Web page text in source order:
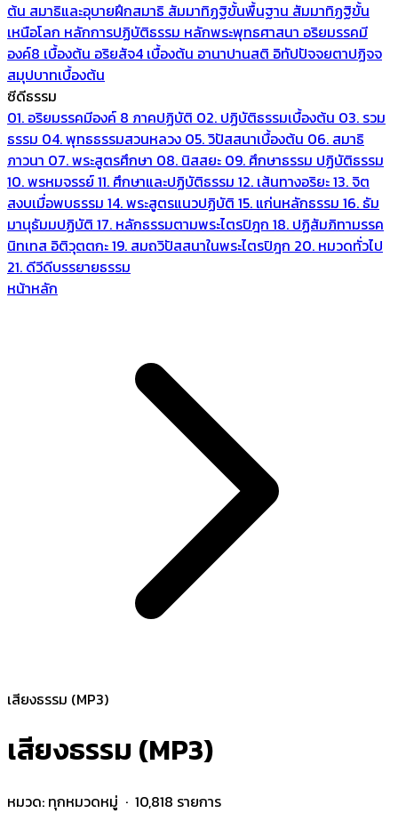
ต้น สมาธิและอุบายฝึกสมาธิ สัมมาทิฏฐิขั้นพื้นฐาน สัมมาทิฏฐิขั้น
เหนือโลก หลักการปฏิบัติธรรม หลักพระพุทธศาสนา อริยมรรคมี
องค์8 เบื้องต้น อริยสัจ4 เบื้องต้น อานาปานสติ อิทัปปัจจยตาปฏิจจ
สมุปบาทเบื้องต้น
ซีดีธรรม
01. อริยมรรคมีองค์ 8 ภาคปฏิบัติ 02. ปฏิบัติธรรมเบื้องต้น 03. รวม
ธรรม 04. พุทธธรรมสวนหลวง 05. วิปัสสนาเบื้องต้น 06. สมาธิ
ภาวนา 07. พระสูตรศึกษา 08. นิสสยะ 09. ศึกษาธรรม ปฏิบัติธรรม
10. พรหมจรรย์11. ศึกษาและปฏิบัติธรรม 12. เส้นทางอริยะ13. จิต
สงบเมื่อพบธรรม 14. พระสูตรแนวปฏิบัติ 15. แก่นหลักธรรม 16. ธัม
มานุธัมมปฏิบัติ 17. หลักธรรมตามพระไตรปิฎก 18. ปฏิสัมภิทามรรค
นิทเทส อิติวุตตกะ19. สมถวิปัสสนาในพระไตรปิฎก 20. หมวดทั่วไป
21. ดีวีดีบรรยายธรรม
หน้าหลัก
เสียงธรรม (MP3)
เสียงธรรม (MP3)
หมวด: ทุกหมวดหมู่ · 10,818 รายการ